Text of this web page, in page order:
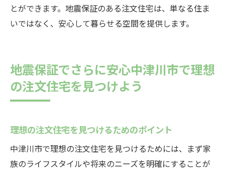
とができます。地震保証のある注文住宅は、単なる住ま
いではなく、安心して暮らせる空間を提供します。
地震保証でさらに安心中津川市で理想
の注文住宅を見つけよう
理想の注文住宅を見つけるためのポイント
中津川市で理想の注文住宅を見つけるためには、まず家
族のライフスタイルや将来のニーズを明確にすることが